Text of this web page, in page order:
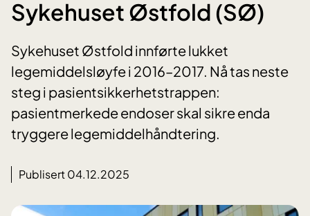
Sykehuset Østfold (SØ)
Sykehuset Østfold innførte lukket
legemiddelsløyfe i 2016–2017. Nå tas neste
steg i pasientsikkerhetstrappen:
pasientmerkede endoser skal sikre enda
tryggere legemiddelhåndtering.
Publisert 04.12.2025